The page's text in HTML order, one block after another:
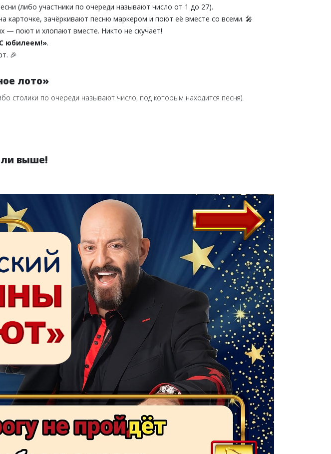
(либо участники по очереди называют число от 1 до 27).
карточке, зачёркивают песню маркером и поют её вместе со всеми. 🎤
— поют и хлопают вместе. Никто не скучает!
юбилеем!».
🎉
лото»
столики по очереди называют число, под которым находится песня).
выше!